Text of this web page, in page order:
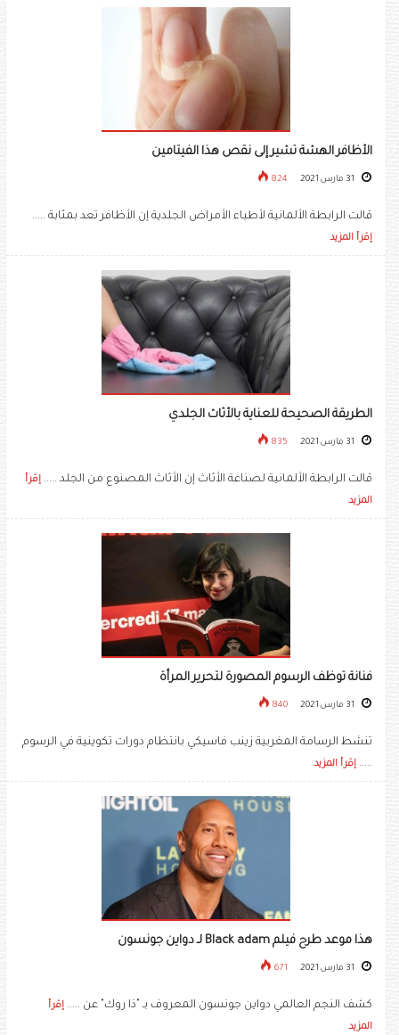
الأظافر الهشة تشير إلى نقص هذا الفيتامين
824
قالت الرابطة الألمانية لأطباء الأمراض الجلدية إن الأظافر تعد بمثابة .....
إقرأ المزيد
الطريقة الصحيحة للعناية بالأثاث الجلدي
835
قالت الرابطة الألمانية لصناعة الأثاث إن الأثاث المصنوع من الجلد ..... إقرأ
المزيد
فنانة توظف الرسوم المصورة لتحرير المرأة
840
تنشط الرسامة المغربية زينب فاسيكي بانتظام دورات تكوينية في الرسوم
..... إقرأ المزيد
هذا موعد طرح فيلم Black adam لـ دواين جونسون
671
كشف النجم العالمي ​دواين جونسون​ المعروف بـ "ذا روك" عن ..... إقرأ
المزيد